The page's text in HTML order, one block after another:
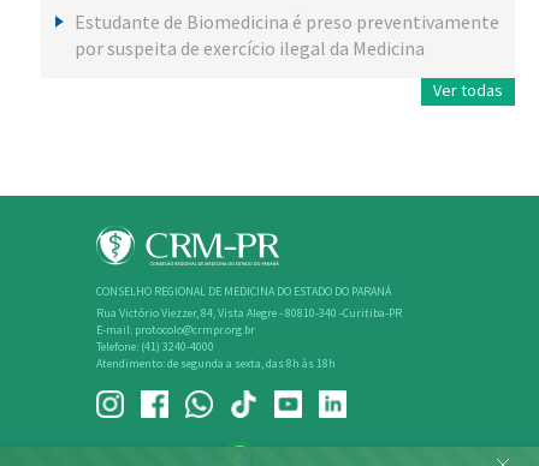
Estudante de Biomedicina é preso preventivamente
por suspeita de exercício ilegal da Medicina
Ver todas
CONSELHO REGIONAL DE MEDICINA DO ESTADO DO PARANÁ
Rua Victório Viezzer, 84, Vista Alegre - 80810-340 -Curitiba-PR
E-mail: protocolo@crmpr.org.br
Telefone: (41) 3240-4000
Atendimento: de segunda a sexta, das 8h às 18h